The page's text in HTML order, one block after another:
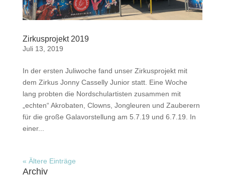
Zirkusprojekt 2019
Juli 13, 2019
In der ersten Juliwoche fand unser Zirkusprojekt mit
dem Zirkus Jonny Casselly Junior statt. Eine Woche
lang probten die Nordschulartisten zusammen mit
„echten“ Akrobaten, Clowns, Jongleuren und Zauberern
für die große Galavorstellung am 5.7.19 und 6.7.19. In
einer...
« Ältere Einträge
Archiv